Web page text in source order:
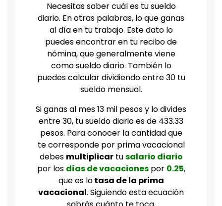
Necesitas saber cuál es tu sueldo
diario. En otras palabras, lo que ganas
al día en tu trabajo. Este dato lo
puedes encontrar en tu recibo de
nómina, que generalmente viene
como sueldo diario. También lo
puedes calcular dividiendo entre 30 tu
sueldo mensual.
Si ganas al mes 13 mil pesos y lo divides
entre 30, tu sueldo diario es de 433.33
pesos. Para conocer la cantidad que
te corresponde por prima vacacional
debes multiplicartusalario diario
por los días de vacacionespor 0.25,
que es latasa de la prima
vacacional. Siguiendo esta ecuación